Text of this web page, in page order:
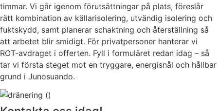
timmar. Vi går igenom förutsättningar på plats, föreslår
rätt kombination av källarisolering, utvändig isolering och
fuktskydd, samt planerar schaktning och återställning så
att arbetet blir smidigt. För privatpersoner hanterar vi
ROT-avdraget i offerten. Fyll i formuläret redan idag – så
tar vi första steget mot en tryggare, energisnål och hållbar
grund i Junosuando.